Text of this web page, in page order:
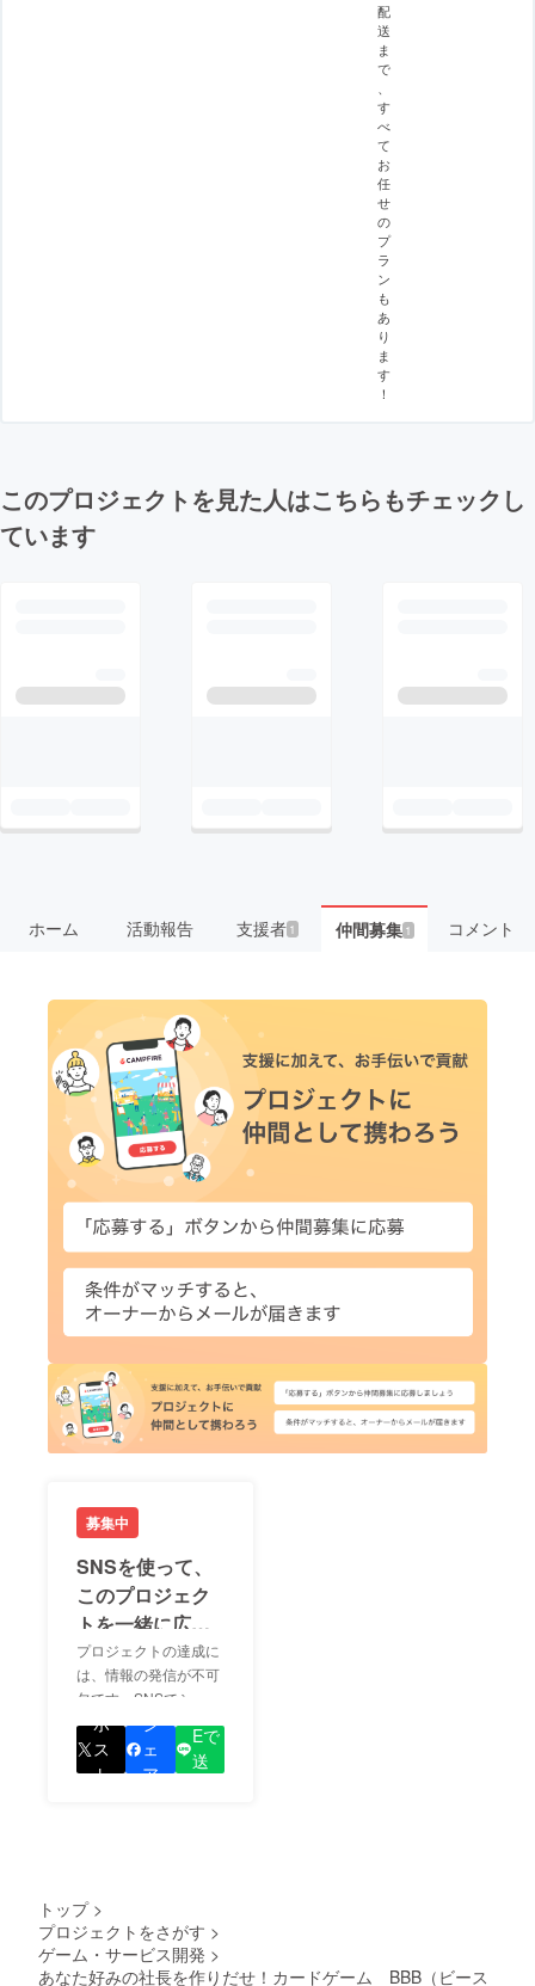
配
送
ま
で
す
べ
て
お
任
せ
の
プ
ラ
ン
も
あ
り
ま
す
！
このプロジェクトを見た人はこちらもチェックし
ています
ホーム 活動報告 支援者 1 仲間募集 1 コメント
募集中
SNSを使って、
このプロジェク
トを一緒に広め
ましょう！
プロジェクトの達成に
は、情報の発信が不可
欠です。SNSでシェア
をして、あなたが応援
しているプロジェクト
の良さを知ってもらい
ポ
ス
ト
シ
ェ
ア
Eで
送
トップ >
プロジェクトをさがす >
ゲーム・サービス開発 >
あなた好みの社長を作りだせ！カードゲーム BBB（ビース